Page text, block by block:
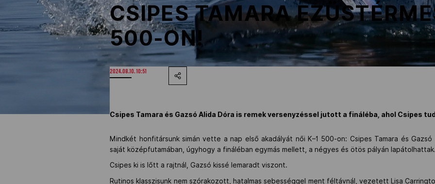
CSIPES TAMARA
500-ON!
2024.08.10. 10:51
Csipes Tamara és Gazsó Alida Dóra is remek versenyzéssel jutott a fináléba, ahol Csipes
Mindkét honfitársunk simán vette a nap első akadályát női K–1 500-on: Csipes Tamara és
saját középfutamában, úgyhogy a fináléban egymás mellett, a négyes és ötös pályán
Csipes ki is lőtt a rajtnál, Gazsó kissé lemaradt viszont.
Rutinos klasszisunk nem szórakozott, hatalmas sebességgel ment féltávnál, vezetett Lisa